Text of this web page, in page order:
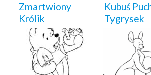
Zmartwiony
Królik
Kubuś
Tygrysek